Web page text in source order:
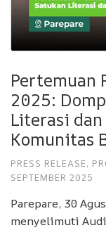
Pertemuan
2025:
Literasi
Komunitas
PRESS RELEASE,
SEPTEMBER 2025
Parepare, 30
menyelimuti